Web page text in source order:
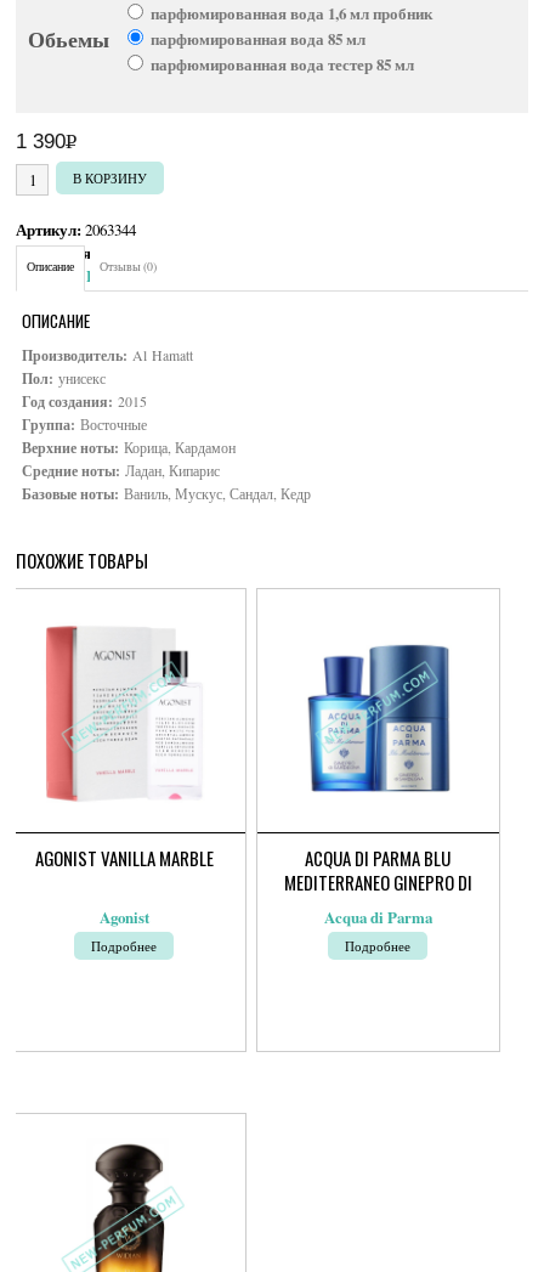
Обьемы
парфюмированная вода 1,6 мл пробник
парфюмированная вода 85 мл
парфюмированная вода тестер 85 мл
1 390Р
УБ.
Количество товара Al Hamatt Saphir
В КОРЗИНУ
Артикул:2063344
Категория:
Brand:Al Hamatt
Описание Отзывы (0)
ОПИСАНИЕ
Производитель: Al Hamatt
Пол: унисекс
Год создания: 2015
Группа: Восточные
Верхние ноты:Корица, Кардамон
Средние ноты: Ладан, Кипарис
Базовые ноты:Ваниль, Мускус, Сандал, Кедр
ПОХОЖИЕ ТОВАРЫ
AGONIST VANILLA MARBLE
Agonist
Подробнее
ACQUA DI PARMA BLU
MEDITERRANEO GINEPRO DI
SARDEGNA
Acqua di Parma
Подробнее